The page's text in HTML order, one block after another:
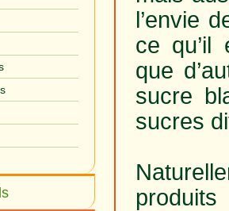
l’envie
ce qu’il
que
sucre
sucres